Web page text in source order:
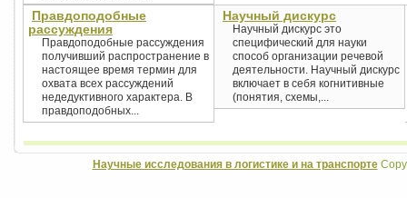
Правдоподобные
рассуждения
Правдоподобные рассуждения
получивший распространение в
настоящее время термин для
охвата всех рассуждений
недедуктивного характера. В
правдоподобных...
Научный дискурс
Научный дискурс это
специфический для науки
способ организации речевой
деятельности. Научный дискурс
включает в себя когнитивные
(понятия, схемы,...
Научные исследования в логистике и на транспорте